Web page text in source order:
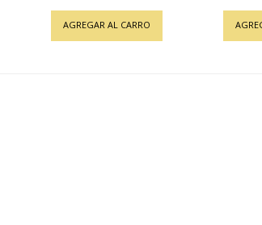
AGREGAR AL CARRO